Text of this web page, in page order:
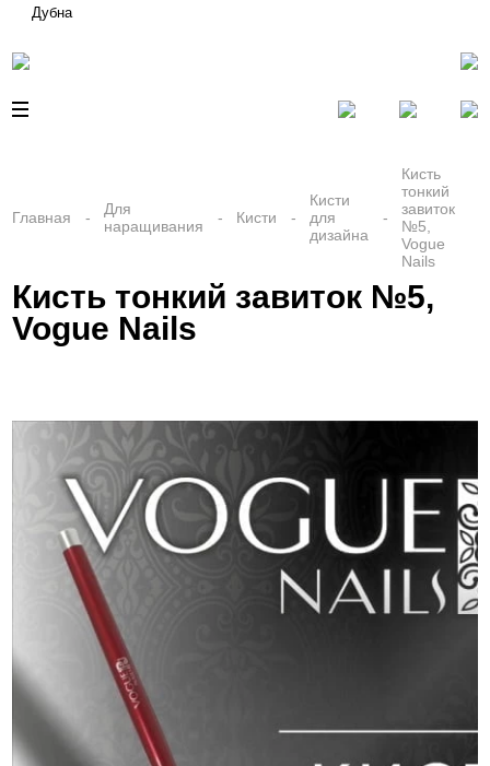
Дубна
Главная
Для
наращивания
Кисти
Кисти
для
дизайна
Кисть
тонкий
завиток
№5,
Vogue
Nails
Кисть тонкий завиток №5,
Vogue Nails